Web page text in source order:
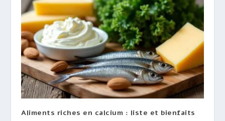
Aliments riches en calcium : liste et bienfaits